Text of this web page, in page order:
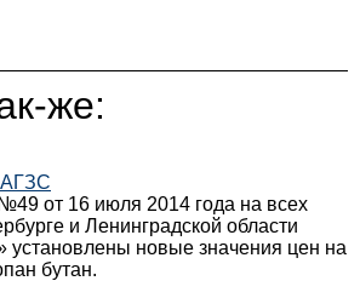
же:
АГЗС
от 16 июля 2014 года на всех
и Ленинградской области
установлены новые значения цен на
бутан.